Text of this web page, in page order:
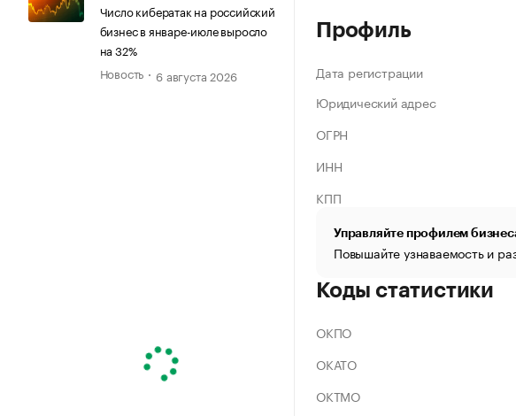
Число кибератак на российский
бизнес в январе-июле выросло
на 32%
Новость
6 августа 2026
Профиль
Дата регистрации
Юридический адрес
ОГРН
ИНН
КПП
Управляйте профилем
Повышайте узнаваемость и
Коды статистики
ОКПО
ОКАТО
ОКТМО